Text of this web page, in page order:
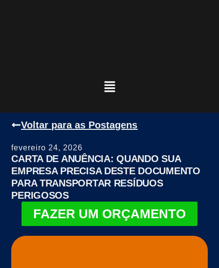
Voltar para as Postagens
fevereiro 24, 2026
CARTA DE ANUÊNCIA: QUANDO SUA
EMPRESA PRECISA DESTE DOCUMENTO
PARA TRANSPORTAR RESÍDUOS
PERIGOSOS
FAZER UM ORÇAMENTO